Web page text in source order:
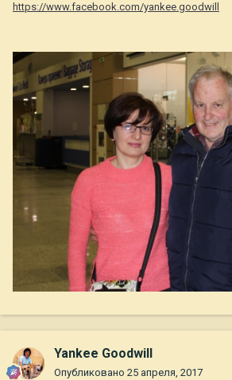
https://www.facebook.com/yankee.goodwill
Yankee Goodwill
Опубликовано 25 апреля, 2017